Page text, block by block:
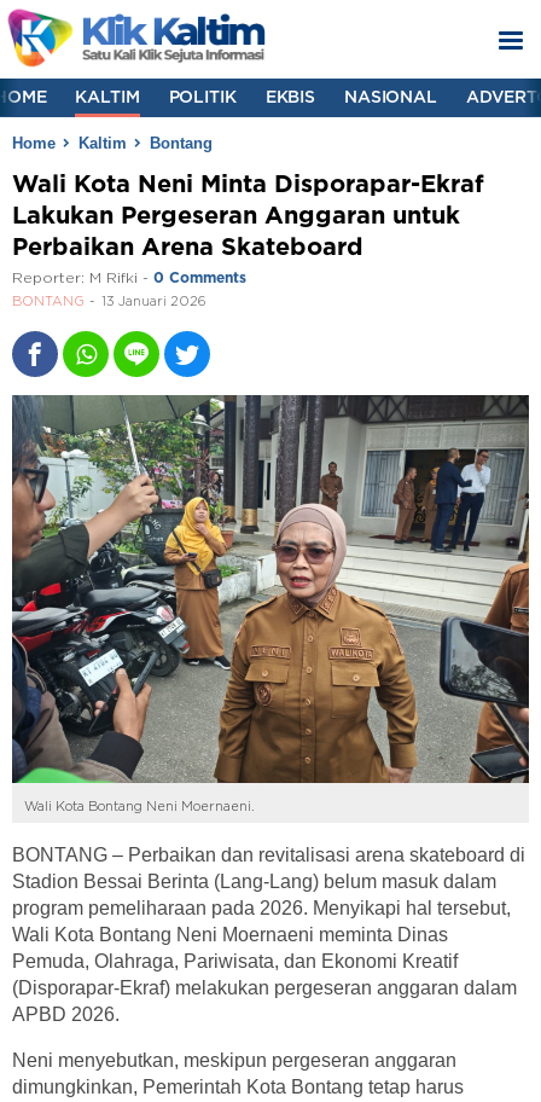
KALTIM POLITIK EKBIS NASIONAL
Home Kaltim Bontang
Wali Kota Neni Minta Disporapar-Ekraf
Lakukan Pergeseran Anggaran untuk
Perbaikan Arena Skateboard
Reporter: M Rifki - 0 Comments
BONTANG 13 Januari 2026
Wali Kota Bontang Neni Moernaeni.
BONTANG – Perbaikan dan revitalisasi arena skateboard di
Stadion Bessai Berinta (Lang-Lang) belum masuk dalam
program pemeliharaan pada 2026. Menyikapi hal tersebut,
Wali Kota Bontang Neni Moernaeni meminta Dinas
Pemuda, Olahraga, Pariwisata, dan Ekonomi Kreatif
(Disporapar-Ekraf) melakukan pergeseran anggaran dalam
APBD 2026.
Neni menyebutkan, meskipun pergeseran anggaran
dimungkinkan, Pemerintah Kota Bontang tetap harus